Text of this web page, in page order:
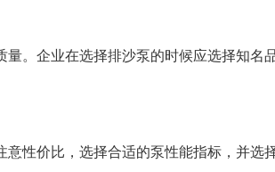
。企业在选择排沙泵的时候应选择知名
性价比，选择合适的泵性能指标，并选